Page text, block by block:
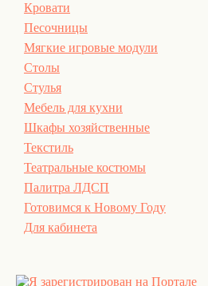
Кровати
Песочницы
Мягкие игровые модули
Столы
Стулья
Мебель для кухни
Шкафы хозяйственные
Текстиль
Театральные костюмы
Палитра ЛДСП
Готовимся к Новому Году
Для кабинета